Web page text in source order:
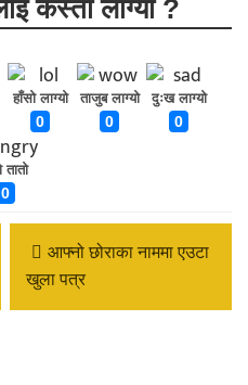
कस्तो लाग्यो ?
हाँसो लाग्यो
0
ताजुब लाग्यो
0
दुःख लाग्यो
0
तातो
0
आफ्नो छोराका नाममा एउटा
खुला पत्र